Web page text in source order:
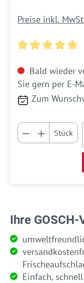
Preise inkl.
Bald wieder
Sie gern per E-
Zum
Stück
Ihre
Einfach,